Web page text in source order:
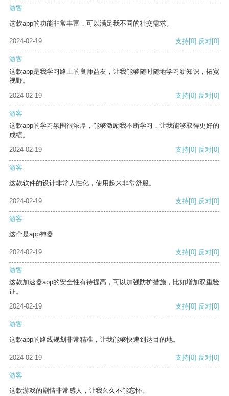
游客
这款app的功能非常丰富，可以满足我不同的社交需求。
2024-02-19 支持[0] 反对[0]
游客
这款app是我学习路上的良师益友，让我能够随时随地学习新知识，拓宽
视野。
2024-02-19
支持[0] 反对[0]
游客
这款app的学习氛围很浓厚，能够激励我不断学习，让我能够取得更好的
成绩。
2024-02-19
支持[0] 反对[0]
游客
这款软件的设计非常人性化，使用起来非常舒服。
2024-02-19 支持[0] 反对[0]
游客
这个是app神器
2024-02-19 支持[0] 反对[0]
游客
这款加速器app的安全性有待提高，可以加强防护措施，比如增加双重验
证。
2024-02-19
支持[0] 反对[0]
游客
这款app的路线规划非常精准，让我能够快速到达目的地。
2024-02-19 支持[0] 反对[0]
游客
这款游戏的剧情非常感人，让我久久不能忘怀。